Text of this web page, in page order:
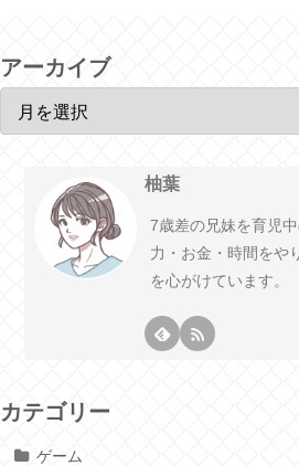
アーカイブ
柚葉
7歳差の兄妹を育児
力・お金・時間をや
を心がけています。
カテゴリー
ゲーム